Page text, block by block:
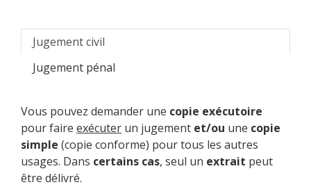
Jugement civil
Jugement pénal
Vous pouvez demander une copie exécutoire
pour faire exécuter un jugement et/ou une copie
simple (copie conforme) pour tous les autres
usages. Dans certains cas, seul un extrait peut
être délivré.